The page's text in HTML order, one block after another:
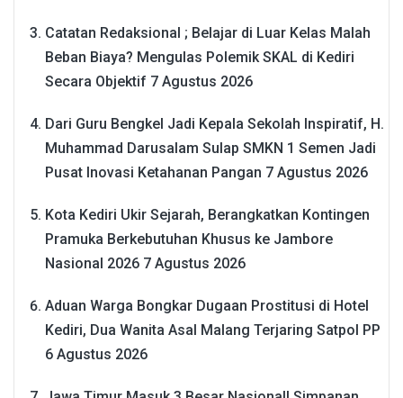
Catatan Redaksional ; Belajar di Luar Kelas Malah
Beban Biaya? Mengulas Polemik SKAL di Kediri
Secara Objektif 7 Agustus 2026
Dari Guru Bengkel Jadi Kepala Sekolah Inspiratif, H.
Muhammad Darusalam Sulap SMKN 1 Semen Jadi
Pusat Inovasi Ketahanan Pangan 7 Agustus 2026
Kota Kediri Ukir Sejarah, Berangkatkan Kontingen
Pramuka Berkebutuhan Khusus ke Jambore
Nasional 2026 7 Agustus 2026
Aduan Warga Bongkar Dugaan Prostitusi di Hotel
Kediri, Dua Wanita Asal Malang Terjaring Satpol PP
6 Agustus 2026